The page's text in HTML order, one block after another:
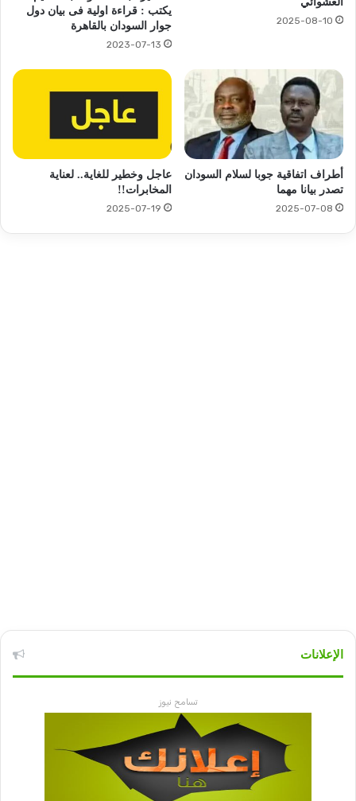
2025-08-10
يكتب : قراءة اولية فى بيان دول
جوار السودان بالقاهرة
2023-07-13
أطراف اتفاقية جوبا لسلام السودان
تصدر بيانا مهما
2025-07-08
عاجل وخطير للغاية.. لعناية
المخابرات!!
2025-07-19
الإعلانات
تسامح نيوز